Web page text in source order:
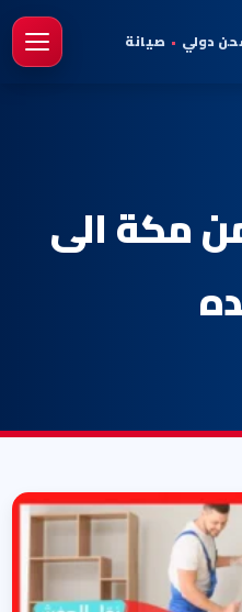
دولي • صيانة
مكة الى